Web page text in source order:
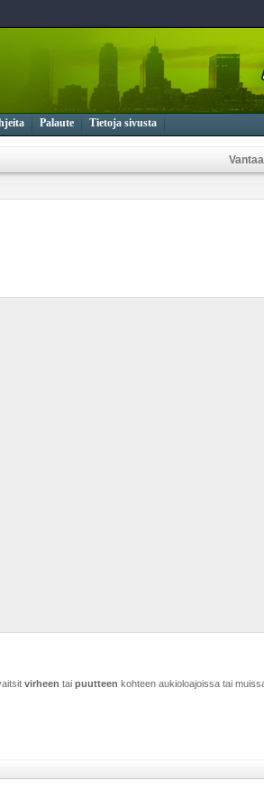
Palaute Tietoja sivusta
Vantaa
virheen tai puutteen kohteen aukioloajoissa tai